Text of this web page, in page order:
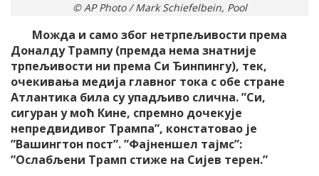
© AP Photo / Mark Schiefelbein, Pool
Можда и само због нетрпељивости према
Доналду Трампу (премда нема знатније
трпељивости ни према Си Ђинпингу), тек,
очекивања медија главног тока с обе стране
Атлантика била су упадљиво слична. ”Си,
сигуран у моћ Кине, спремно дочекује
непредвидивог Трампа”, констатовао је
”Вашингтон пост”. ”Фајненшел тајмс”:
”Ослабљени Трамп стиже на Сијев терен.”